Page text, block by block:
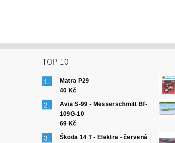
TOP 10
Matra P29
40 Kč
Avia S-99 - Messerschmitt Bf-
109G-10
69 Kč
Škoda 14 T - Elektra - červená